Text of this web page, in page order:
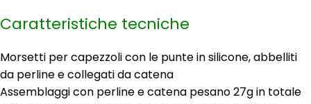
Caratteristiche tecniche
Morsetti per capezzoli con le punte in silicone, abbelliti
da perline e collegati da catena
Assemblaggi con perline e catena pesano 27g in totale